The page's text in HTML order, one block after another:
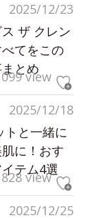
2025/12/23
ス ザ クレン
てをこの
とめview
2025/12/18
トと一緒に
に！おす
テム4選
view
2025/12/25